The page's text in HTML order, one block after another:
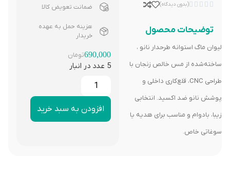




(بدون دیدگاه)
توضیحات محصول
لیوان ماگ استوانه طرحدار نانو ،
ساخته‌شده از مس خالص زنجان با
طراحی CNC، قلع‌کاری داخلی و
پوشش نانو ضد اکسید. انتخابی
زیبا، بادوام و مناسب برای هدیه یا
سوغاتی خاص.
ضمانت تعویض کالا
هزینه حمل به عهده
خریدار
690,000تومان
5 عدد در انبار
افزودن به سبد خرید